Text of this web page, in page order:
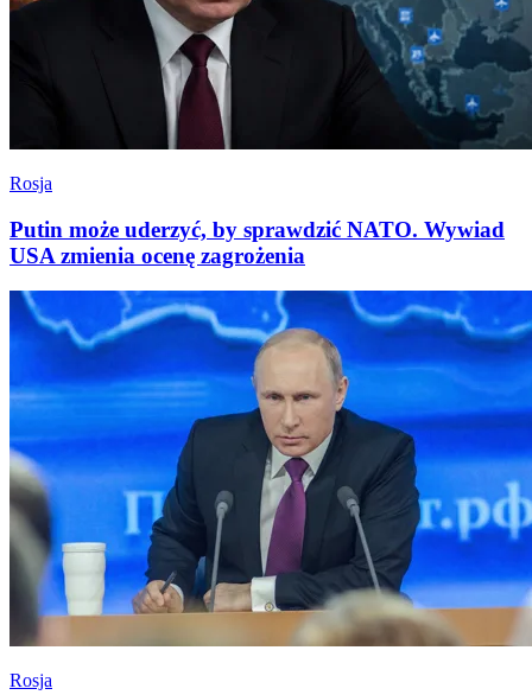
Rosja
Putin może uderzyć, by sprawdzić NATO. Wywiad
USA zmienia ocenę zagrożenia
Rosja